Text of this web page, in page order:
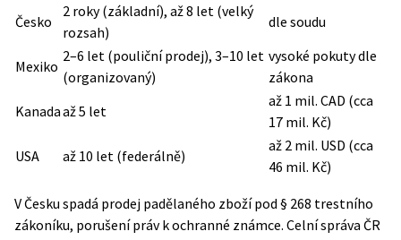
Česko
2 roky (základní), až 8 let (velký
rozsah)
dle soudu
Mexiko
2–6 let (pouliční prodej), 3–10 let
(organizovaný)
vysoké pokuty dle
zákona
Kanadaaž 5 let
až 1 mil. CAD (cca
17 mil. Kč)
USA
až 10 let (federálně)
až 2 mil. USD (cca
46 mil. Kč)
V Česku spadá prodej padělaného zboží pod § 268 trestního
zákoníku, porušení práv k ochranné známce. Celní správa ČR